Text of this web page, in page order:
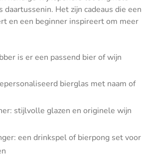
Het zijn cadeaus die een
en een beginner inspireert om meer
is er een passend bier of wijn
bierglas met naam of
stijlvolle glazen en originele wijn
een drinkspel of bierpong set voor